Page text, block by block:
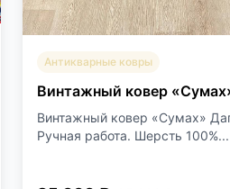
Антикварные ковры
Винтажный ковер
Винтажный ковер «Сумах»
Ручная работа. Шерсть 100%...